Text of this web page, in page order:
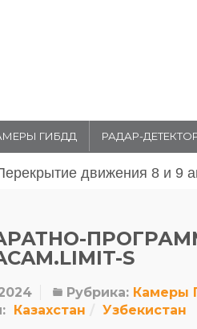
ГИБДД РАДАР-
движения 31
S
Рубрика: Камеры
Казахстан Узбекистан